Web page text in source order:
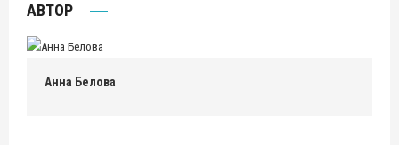
АВТОР
Анна Белова